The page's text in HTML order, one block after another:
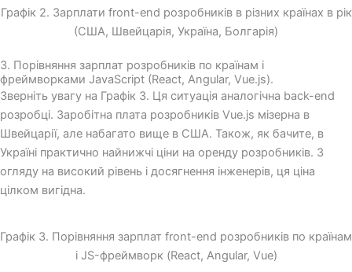
Графік 2. Зарплати front-end розробників в різних країнах в рік
(США, Швейцарія, Україна, Болгарія)
3. Порівняння зарплат розробників по країнам і
фреймворками JavaScript (React, Angular, Vue.js).
Зверніть увагу на Графік 3. Ця ситуація аналогічна back-end
розробці. Заробітна плата розробників Vue.js мізерна в
Швейцарії, але набагато вище в США. Також, як бачите, в
Україні практично найнижчі ціни на оренду розробників. З
огляду на високий рівень і досягнення інженерів, ця ціна
цілком вигідна.
Графік 3. Порівняння зарплат front-end розробників по країнам
і JS-фреймворк (React, Angular, Vue)